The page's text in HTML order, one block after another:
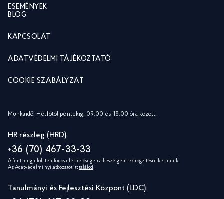
ESEMÉNYEK
BLOG
KAPCSOLAT
ADATVÉDELMI TÁJÉKOZTATÓ
COOKIE SZABÁLYZAT
Munkaidő: Hétfőtől péntekig, 09:00 és 18:00 óra között.
HR részleg (HRD):
+36 (70) 467-33-33
A fent megjelölt telefonos elérhetőségen a beszélgetések rögzítésre kerülnek.
Az Adatvédelmi nyilatkozatot itt találod
Tanulmányi és Fejlesztési Központ (LDC):